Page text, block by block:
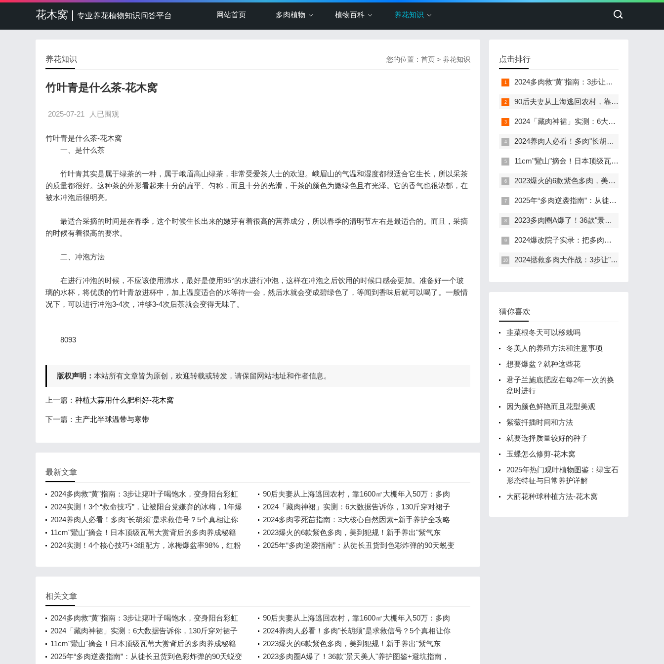
花木窝 | 专业养花植物知识问答平台 网站首页 多肉植物 植物百科 养花知识
您的位置： 首页 > 养花知识
养花知识
竹叶青是什么茶-花木窝
2025-07-21 人已围观
竹叶青是什么茶-花木窝
一、是什么茶
竹叶青其实是属于绿茶的一种，属于峨眉高山绿茶，非常受爱茶人士的欢迎。峨眉山的气温和湿度都很适合它生长，所以采茶
的质量都很好。这种茶的外形看起来十分的扁平、匀称，而且十分的光滑，干茶的颜色为嫩绿色且有光泽。它的香气也很浓郁，在
被水冲泡后很明亮。
最适合采摘的时间是在春季，这个时候生长出来的嫩芽有着很高的营养成分，所以春季的清明节左右是最适合的。而且，采摘
的时候有着很高的要求。
二、冲泡方法
在进行冲泡的时候，不应该使用沸水，最好是使用95°的水进行冲泡，这样在冲泡之后饮用的时候口感会更加。准备好一个玻
璃的水杯，将优质的竹叶青放进杯中，加上温度适合的水等待一会，然后水就会变成碧绿色了，等闻到香味后就可以喝了。一般情
况下，可以进行冲泡3-4次，冲够3-4次后茶就会变得无味了。
8093
版权声明： 本站所有文章皆为原创，欢迎转载或转发，请保留网站地址和作者信息。
上一篇： 种植大蒜用什么肥料好-花木窝
下一篇： 主产北半球温带与寒带
最新文章
2024多肉救“黄”指南：3步让瘪叶子喝饱水，变身阳台彩虹
小胖子！
90后夫妻从上海逃回农村，靠1600㎡大棚年入50万：多肉
植物的"逆袭致富经"
2024实测！3个“救命技巧”，让被阳台党嫌弃的冰梅，1年爆
盆+晒出粉橙包子脸
2024「藏肉神裙」实测：6大数据告诉你，130斤穿对裙子
比100斤还显瘦！
2024养肉人必看！多肉"长胡须"是求救信号？5个真相让你
秒变养护大神
2024多肉零死苗指南：3大核心自然因素+新手养护全攻略
11cm"鸞山"摘金！日本顶级瓦苇大赏背后的多肉养成秘籍
2023爆火的6款紫色多肉，美到犯规！新手养出"紫气东
来"全攻略
2024实测！4个核心技巧+3组配方，冰梅爆盆率98%，红粉
2025年“多肉逆袭指南”：从徒长丑货到色彩炸弹的90天蜕变
相关文章
2024多肉救“黄”指南：3步让瘪叶子喝饱水，变身阳台彩虹
小胖子！
90后夫妻从上海逃回农村，靠1600㎡大棚年入50万：多肉
植物的"逆袭致富经"
2024「藏肉神裙」实测：6大数据告诉你，130斤穿对裙子
比100斤还显瘦！
2024养肉人必看！多肉"长胡须"是求救信号？5个真相让你
秒变养护大神
11cm"鸞山"摘金！日本顶级瓦苇大赏背后的多肉养成秘籍
2023爆火的6款紫色多肉，美到犯规！新手养出"紫气东
来"全攻略
2025年“多肉逆袭指南”：从徒长丑货到色彩炸弹的90天蜕变 2023多肉圈A爆了！36款"景天美人"养护图鉴+避坑指南，
点击排行
2024多肉救“黄”指南：3步让瘪叶子喝饱水，变身阳台彩虹小胖子！
90后夫妻从上海逃回农村，靠1600㎡大棚年入50万：多肉植物的"逆袭致富经"
2024「藏肉神裙」实测：6大数据告诉你，130斤穿对裙子比100斤还显瘦！
2024养肉人必看！多肉"长胡须"是求救信号？5个真相让你秒变养护大神
11cm"鸞山"摘金！日本顶级瓦苇大赏背后的多肉养成秘籍
2023爆火的6款紫色多肉，美到犯规！新手养出"紫气东来"全攻略
2025年“多肉逆袭指南”：从徒长丑货到色彩炸弹的90天蜕变计划
2023多肉圈A爆了！36款"景天美人"养护图鉴+避坑指南，新手也能养出彩虹色
2024爆改院子实录：把多肉养成「户外集团军」，普通阳台党看完哭了！
2024拯救多肉大作战：3步让"毁容"多肉1个月逆袭成"小鲜肉"
猜你喜欢
韭菜根冬天可以移栽吗
冬美人的养殖方法和注意事项
想要爆盆？就种这些花
君子兰施底肥应在每2年一次的换
盆时进行
因为颜色鲜艳而且花型美观
紫薇扦插时间和方法
就要选择质量较好的种子
玉蝶怎么修剪-花木窝
2025年热门观叶植物图鉴：绿宝石
形态特征与日常养护详解
大丽花种球种植方法-花木窝